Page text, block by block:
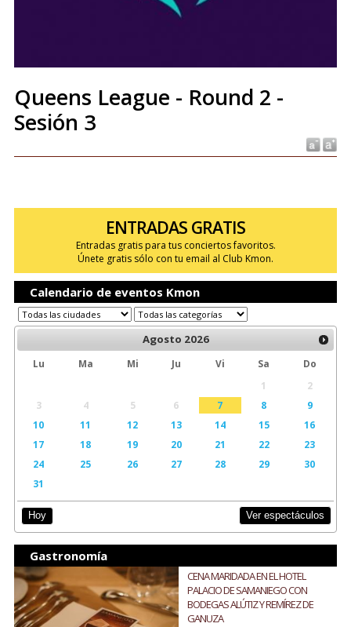
Queens League - Round 2 -
Sesión 3
ENTRADAS GRATIS
Entradas gratis para tus conciertos favoritos.
Únete gratis sólo con tu email al Club Kmon.
Calendario de eventos Kmon
Agosto 2026
Lu Ma Mi Ju Vi Sa
Do
1
2
3
4 5 6 7 8
9
10
11 12 13 14 15
16
17
18 19 20 21 22
23
24
25 26 27 28 29
30
31
Hoy Ver espectáculos
Gastronomía
CENA MARIDADA EN EL HOTEL
PALACIO DE SAMANIEGO CON
BODEGAS ALÚTIZ Y REMÍREZ DE
GANUZA